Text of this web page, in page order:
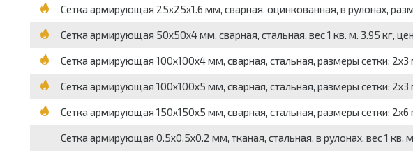
Сетка армирующая 25x25x1.6 мм, сварная, оцинкованная, в рулонах,
Сетка армирующая 50x50x4 мм, сварная, стальная, вес 1 кв. м. 3.95 кг,
Сетка армирующая 100x100x4 мм, сварная, стальная, размеры сетки: 2x3
Сетка армирующая 100x100x5 мм, сварная, стальная, размеры сетки: 2x3
Сетка армирующая 150x150x5 мм, сварная, стальная, размеры сетки: 2x6
Сетка армирующая 0.5x0.5x0.2 мм, тканая, стальная, в рулонах, вес 1 кв.